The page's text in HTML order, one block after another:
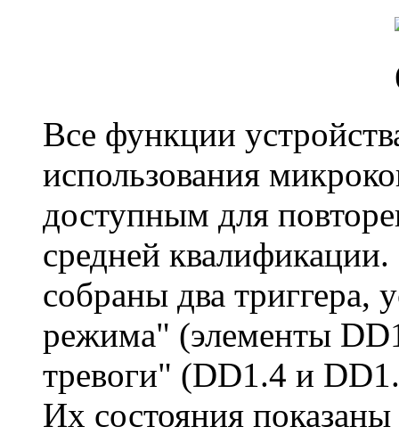
Все функции
использования
доступным для
средней
собраны два триггера,
режима" (элементы
тревоги" (DD1.4 и
Их состояния показаны